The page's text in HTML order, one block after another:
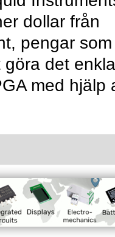
dollar från
pengar som
det
med hjälp